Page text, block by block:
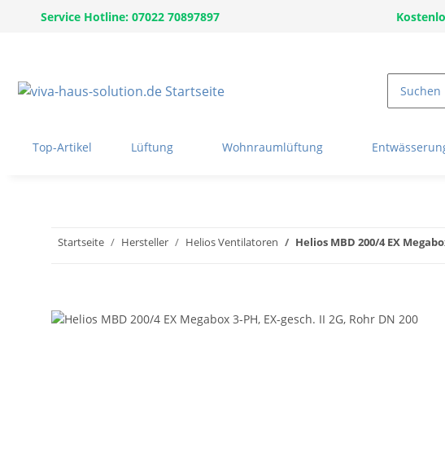
Service Hotline: 07022 70897897
Top-Artikel Lüftung Wohnraumlüftung
Startseite Hersteller Helios Ventilatoren Helios MBD 200/4 EX